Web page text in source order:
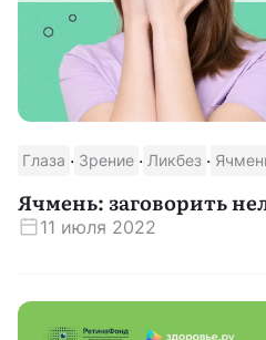
Глаза · Зрение · Ликбез ·
Ячмень: заговорить
11 июля 2022